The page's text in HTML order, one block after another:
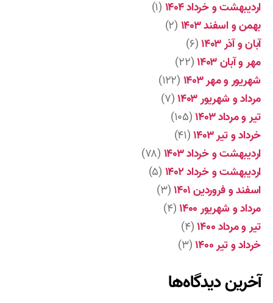
اردیبهشت و خرداد ۱۴۰۴
(۱)
بهمن و اسفند ۱۴۰۳
(۲)
آبان و آذر ۱۴۰۳
(۶)
مهر و آبان ۱۴۰۳
(۲۲)
شهریور و مهر ۱۴۰۳
(۱۲۲)
مرداد و شهریور ۱۴۰۳
(۷)
تیر و مرداد ۱۴۰۳
(۱۰۵)
خرداد و تیر ۱۴۰۳
(۴۱)
اردیبهشت و خرداد ۱۴۰۳
(۷۸)
اردیبهشت و خرداد ۱۴۰۲
(۵)
اسفند و فروردین ۱۴۰۱
(۳)
مرداد و شهریور ۱۴۰۰
(۴)
تیر و مرداد ۱۴۰۰
(۴)
خرداد و تیر ۱۴۰۰
(۳)
آخرین دیدگاه‌ها